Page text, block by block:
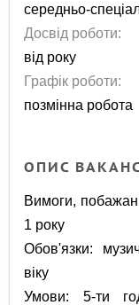
середньо-
Досвід роботи:
від року
Графік роботи:
позмінна робота
ОПИС
Вимоги,
1 року
Обов'язки:
віку
Умови: 5-ти